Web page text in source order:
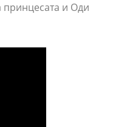
и Оди